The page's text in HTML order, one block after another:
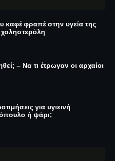
καφέ φραπέ στην υγεία της
χοληστερόλη
– Να τι έτρωγαν οι αρχαίοι
για υγιεινή
ή ψάρι;